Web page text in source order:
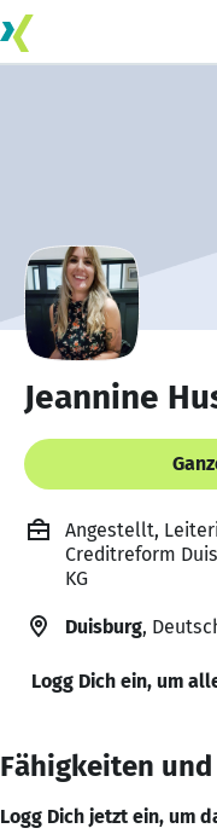
Jeannine
Angestellt,
Creditreform
KG
Duisburg,
Logg Dich ein, um
Fähigkeiten
Logg Dich jetzt ein, um